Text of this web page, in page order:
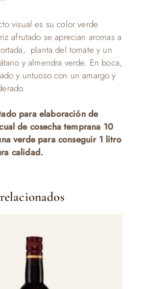
visual es su color verde
afrutado se aprecian aromas a
planta del tomate y un
y almendra verde. En boca,
y untuoso con un amargo y
para elaboración de
de cosecha temprana 10
verde para conseguir 1 litro
calidad.